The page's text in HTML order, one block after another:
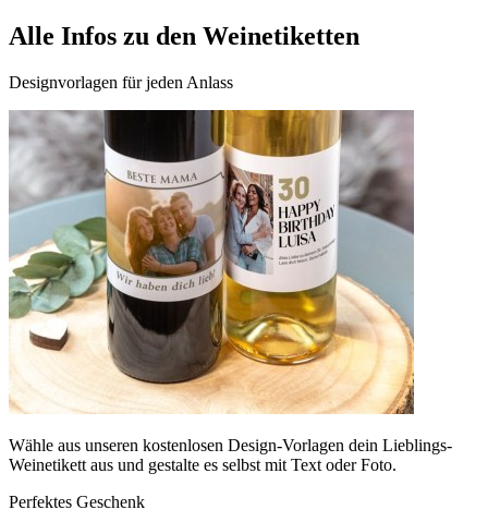
Alle Infos zu den Weinetiketten
Designvorlagen für jeden Anlass
Wähle aus unseren kostenlosen Design-Vorlagen dein Lieblings-
Weinetikett aus und gestalte es selbst mit Text oder Foto.
Perfektes Geschenk